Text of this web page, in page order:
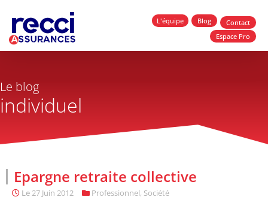
L'équipe Blog
Contact
Espace Pro
Le blog
individuel
Epargne retraite collective
Le27 Juin 2012 Professionnel, Société